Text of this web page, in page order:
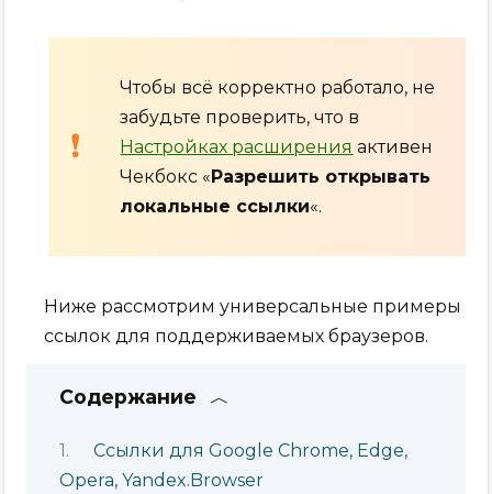
Чтобы всё корректно работало, не
забудьте проверить, что в
Настройках расширения активен
Чекбокс «Разрешить открывать
локальные ссылки«.
Ниже рассмотрим универсальные примеры
ссылок для поддерживаемых браузеров.
Содержание
Ссылки для Google Chrome, Edge,
Opera, Yandex.Browser